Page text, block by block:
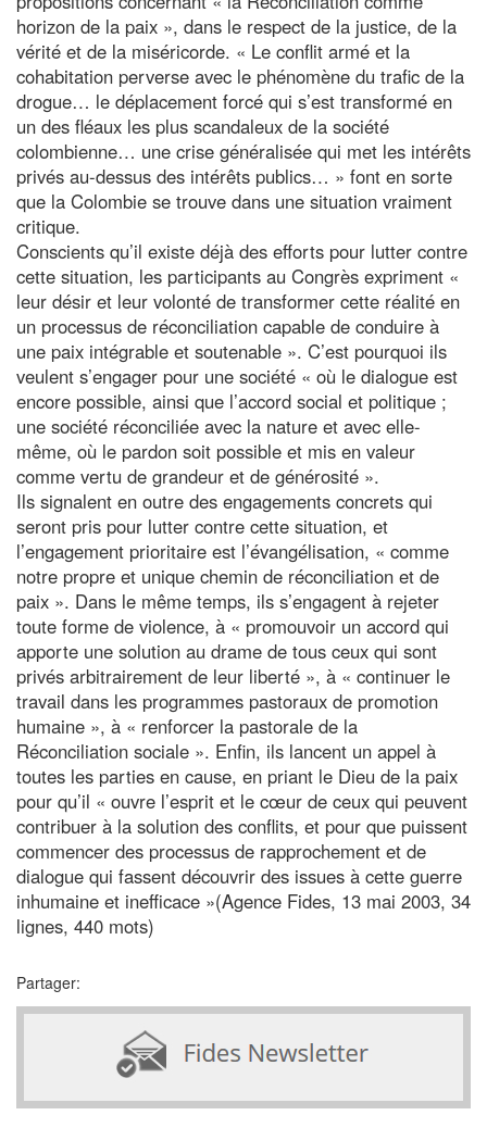
horizon de la paix », dans le respect de la justice, de la
vérité et de la miséricorde. « Le conflit armé et la
cohabitation perverse avec le phénomène du trafic de la
drogue… le déplacement forcé qui s’est transformé en
un des fléaux les plus scandaleux de la société
colombienne… une crise généralisée qui met les intérêts
privés au-dessus des intérêts publics… » font en sorte
que la Colombie se trouve dans une situation vraiment
critique.
Conscients qu’il existe déjà des efforts pour lutter contre
cette situation, les participants au Congrès expriment «
leur désir et leur volonté de transformer cette réalité en
un processus de réconciliation capable de conduire à
une paix intégrable et soutenable ». C’est pourquoi ils
veulent s’engager pour une société « où le dialogue est
encore possible, ainsi que l’accord social et politique ;
une société réconciliée avec la nature et avec elle-
même, où le pardon soit possible et mis en valeur
comme vertu de grandeur et de générosité ».
Ils signalent en outre des engagements concrets qui
seront pris pour lutter contre cette situation, et
l’engagement prioritaire est l’évangélisation, « comme
notre propre et unique chemin de réconciliation et de
paix ». Dans le même temps, ils s’engagent à rejeter
toute forme de violence, à « promouvoir un accord qui
apporte une solution au drame de tous ceux qui sont
privés arbitrairement de leur liberté », à « continuer le
travail dans les programmes pastoraux de promotion
humaine », à « renforcer la pastorale de la
Réconciliation sociale ». Enfin, ils lancent un appel à
toutes les parties en cause, en priant le Dieu de la paix
pour qu’il « ouvre l’esprit et le cœur de ceux qui peuvent
contribuer à la solution des conflits, et pour que puissent
commencer des processus de rapprochement et de
dialogue qui fassent découvrir des issues à cette guerre
inhumaine et inefficace »(Agence Fides, 13 mai 2003, 34
lignes, 440 mots)
Partager: